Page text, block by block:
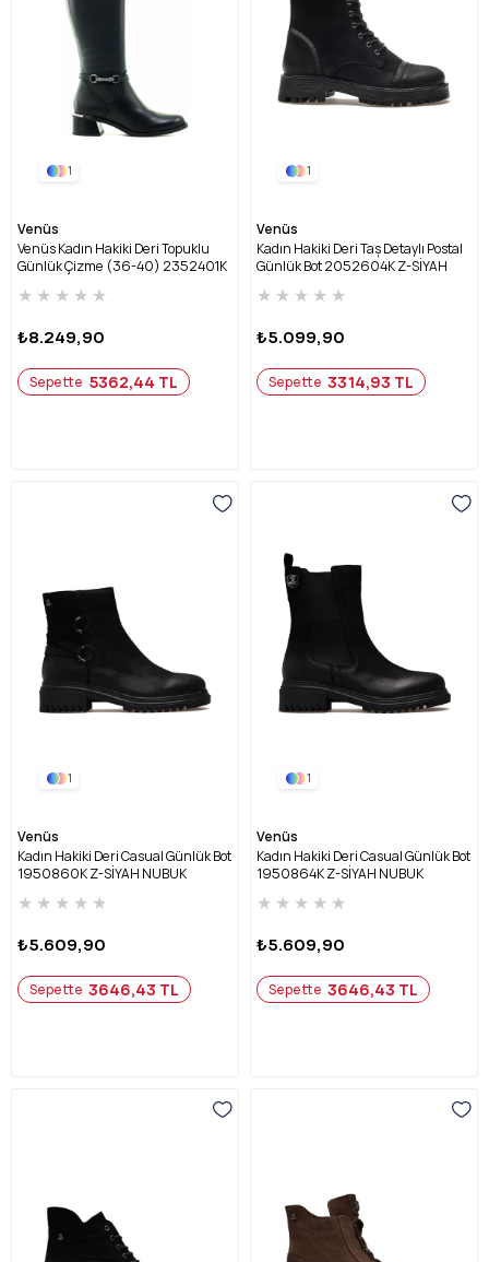
1
Venüs
Venüs Kadın Hakiki Deri Topuklu
Günlük Çizme (36-40) 2352401K
★ ★ ★ ★ ★
₺8.249,90
Sepette 5362,44 TL
1
Venüs
Kadın Hakiki Deri Taş Detaylı Postal
Günlük Bot 2052604K Z-SİYAH
★ ★ ★ ★ ★
₺5.099,90
Sepette 3314,93 TL
1
Venüs
Kadın Hakiki Deri Casual Günlük Bot
1950860K Z-SİYAH NUBUK
★ ★ ★ ★ ★
₺5.609,90
Sepette 3646,43 TL
1
Venüs
Kadın Hakiki Deri Casual Günlük Bot
1950864K Z-SİYAH NUBUK
★ ★ ★ ★ ★
₺5.609,90
Sepette 3646,43 TL